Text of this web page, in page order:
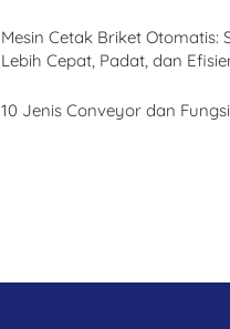
Mesin Cetak Briket Otomatis:
Lebih Cepat, Padat, dan
10 Jenis Conveyor dan